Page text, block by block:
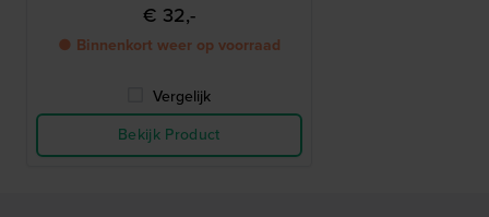
€ 32,-
● Binnenkort weer op voorraad
Vergelijk
Bekijk Product